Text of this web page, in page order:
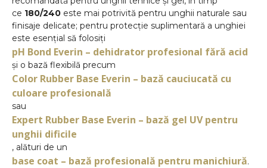
ce 180/240 este mai potrivită pentru unghii naturale sau
finisaje delicate; pentru protecție suplimentară a unghiei
este esențial să folosiți
pH Bond Everin – dehidrator profesional fără acid
și o bază flexibilă precum
Color Rubber Base Everin – bază cauciucată cu
culoare profesională
sau
Expert Rubber Base Everin – bază gel UV pentru
unghii dificile
, alături de un
base coat – bază profesională pentru manichiură.